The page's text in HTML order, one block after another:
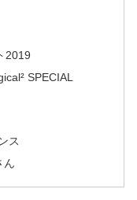
2019
SPECIAL
ス
ん